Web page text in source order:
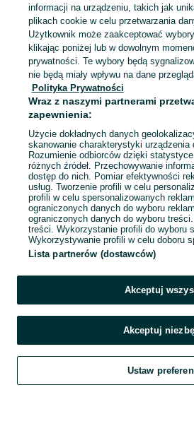
Mapa kategorii
Mapa miejscowości
Mapa ministron
Szukaj Obserwujesz Dodaj
informacji na urządzeniu, takich jak
plikach cookie w celu przetwarzania
Użytkownik może zaakceptować
klikając poniżej lub w dowolnym
prywatności. Te wybory będą
nie będą miały wpływu na dane
Polityka Prywatności
Wraz z naszymi partnerami
zapewnienia:
Użycie dokładnych danych
skanowanie charakterystyki urządzenia
Rozumienie odbiorców dzięki
różnych źródeł. Przechowywanie
dostęp do nich. Pomiar efektywności
usług. Tworzenie profili w celu
profili w celu spersonalizowanych
ograniczonych danych do wyboru
ograniczonych danych do wyboru
treści. Wykorzystanie profili do wyboru
Wykorzystywanie profili w celu doboru
Lista partnerów (dostawców)
Akceptuj
Akceptuj
Ustaw